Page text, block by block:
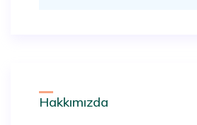
Hakkımızda